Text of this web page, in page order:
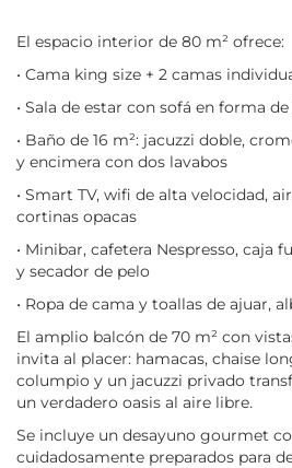
El espacio interior de 80 m² ofrece:
• Cama king size + 2 camas
• Sala de estar con sofá en forma de
• Baño de 16 m²: jacuzzi doble,
y encimera con dos lavabos
• Smart TV, wifi de alta velocidad,
cortinas opacas
• Minibar, cafetera Nespresso, caja
y secador de pelo
• Ropa de cama y toallas de ajuar,
El amplio balcón de 70 m² con
invita al placer: hamacas, chaise
columpio y un jacuzzi privado
un verdadero oasis al aire libre.
Se incluye un desayuno gourmet
cuidadosamente preparados para